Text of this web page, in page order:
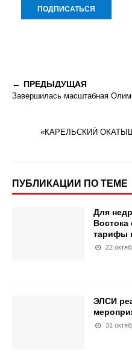
ПРЕДЫДУЩАЯ
Завершилась масштабная
«КАРЕЛЬСКИЙ ОКАТЫШ»
ПУБЛИКАЦИИ ПО ТЕМЕ
Для
Востока
тарифы
22
ЭЛСИ
31